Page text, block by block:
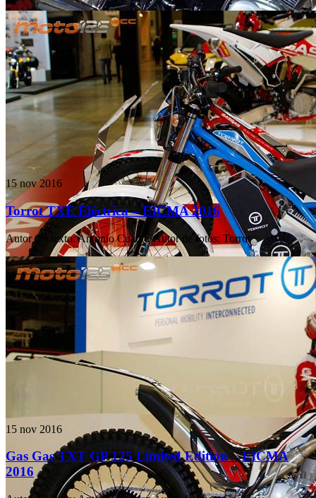
15 nov 2016
Torrot TXE Eléctrica – EICMA 2016
Autor del texto:Antonio Cuadra·Autor de fotos: Torrot
15 nov 2016
Gas Gas TXT GP 125 Limited Edition – EICMA
2016